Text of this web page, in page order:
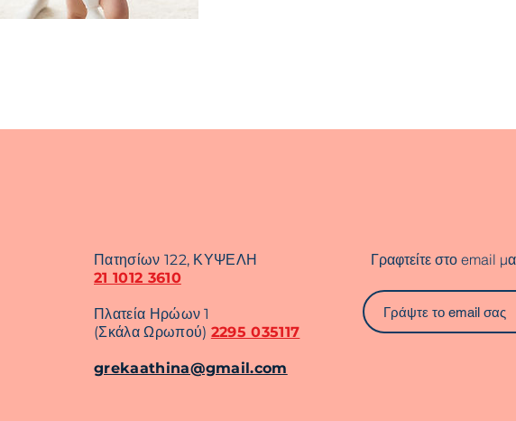
Πατησίων 122, ΚΥΨΕΛΗ
21 1012 3610
Πλατεία Ηρώων 1
(Σκάλα Ωρωπού) 2295 035117
grekaathina@gmail.com
Γραφτείτε στο email